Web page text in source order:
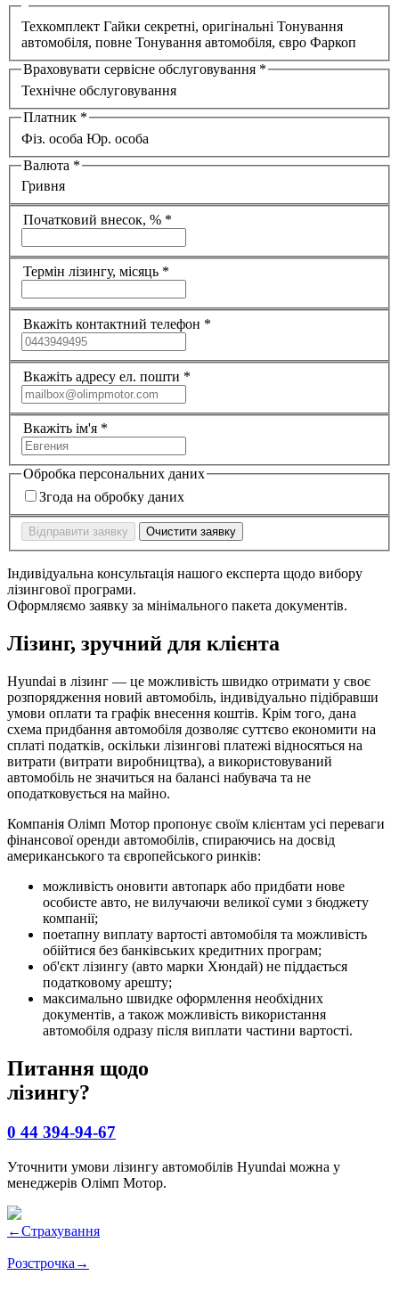
Техкомплект Гайки секретні, оригінальні Тонування
автомобіля, повне Тонування автомобіля, євро Фаркоп
Враховувати сервісне обслуговування *
Технічне обслуговування
Платник *
Фіз. особа Юр. особа
Валюта *
Гривня
Початковий внесок, % *
Термін лізингу, місяць *
Вкажіть контактний телефон *
Вкажіть адресу ел. пошти *
Вкажіть ім'я *
Обробка персональних даних
Згода на обробку даних
Відправити заявку Очистити заявку
Індивідуальна консультація нашого експерта щодо вибору
лізингової програми.
Оформляємо заявку за мінімального пакета документів.
Лізинг, зручний для клієнта
Hyundai в лізинг — це можливість швидко отримати у своє
розпорядження новий автомобіль, індивідуально підібравши
умови оплати та графік внесення коштів. Крім того, дана
схема придбання автомобіля дозволяє суттєво економити на
сплаті податків, оскільки лізингові платежі відносяться на
витрати (витрати виробництва), а використовуваний
автомобіль не значиться на балансі набувача та не
оподатковується на майно.
Компанія Олімп Мотор пропонує своїм клієнтам усі переваги
фінансової оренди автомобілів, спираючись на досвід
американського та європейського ринків:
можливість оновити автопарк або придбати нове
особисте авто, не вилучаючи великої суми з бюджету
компанії;
поетапну виплату вартості автомобіля та можливість
обійтися без банківських кредитних програм;
об'єкт лізингу (авто марки Хюндай) не піддається
податковому арешту;
максимально швидке оформлення необхідних
документів, а також можливість використання
автомобіля одразу після виплати частини вартості.
Питання щодо
лізингу?
0 44 394-94-67
Уточнити умови лізингу автомобілів Hyundai можна у
менеджерів Олімп Мотор.
←Страхування
Розстрочка →